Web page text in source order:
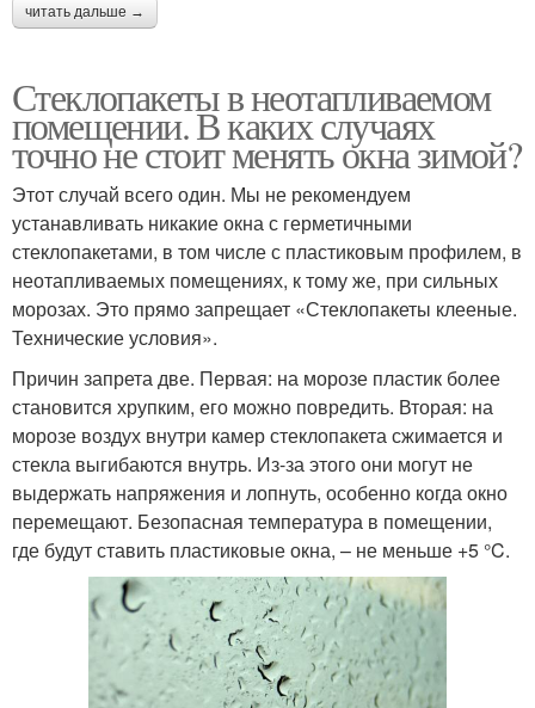
читать дальше →
Стеклопакеты в неотапливаемом
помещении. В каких случаях
точно не стоит менять окна зимой?
Этот случай всего один. Мы не рекомендуем
устанавливать никакие окна с герметичными
стеклопакетами, в том числе с пластиковым профилем, в
неотапливаемых помещениях, к тому же, при сильных
морозах. Это прямо запрещает «Стеклопакеты клееные.
Технические условия».
Причин запрета две. Первая: на морозе пластик более
становится хрупким, его можно повредить. Вторая: на
морозе воздух внутри камер стеклопакета сжимается и
стекла выгибаются внутрь. Из-за этого они могут не
выдержать напряжения и лопнуть, особенно когда окно
перемещают. Безопасная температура в помещении,
где будут ставить пластиковые окна, – не меньше +5 °C.